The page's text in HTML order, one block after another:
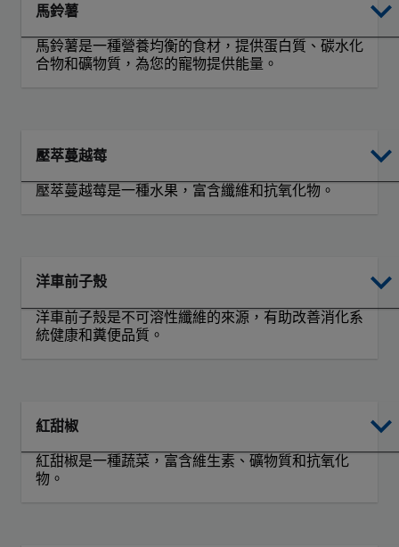
馬鈴薯
馬鈴薯是一種營養均衡的食材，提供蛋白質、碳水化
合物和礦物質，為您的寵物提供能量。
壓萃蔓越莓
壓萃蔓越莓是一種水果，富含纖維和抗氧化物。
洋車前子殼
洋車前子殼是不可溶性纖維的來源，有助改善消化系
統健康和糞便品質。
紅甜椒
紅甜椒是一種蔬菜，富含維生素、礦物質和抗氧化
物。